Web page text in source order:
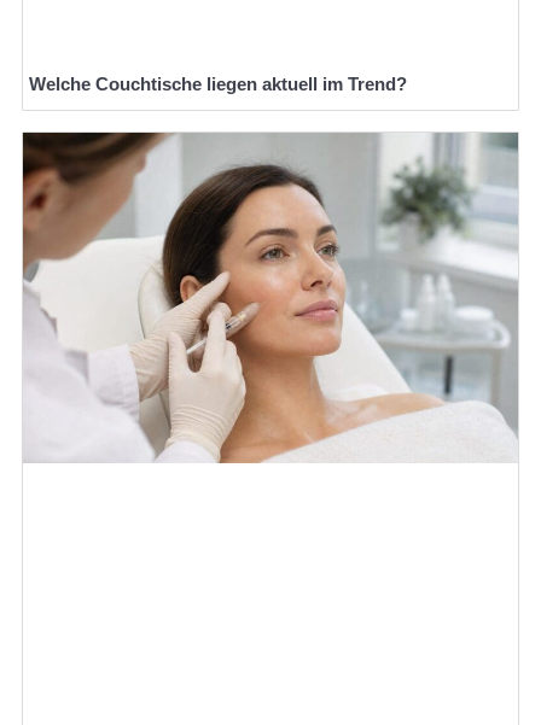
Welche Couchtische liegen aktuell im Trend?